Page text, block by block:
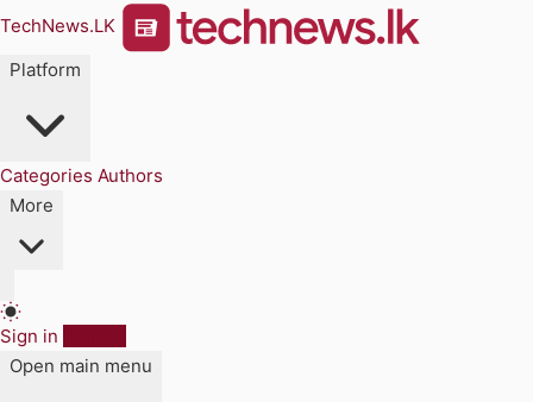
TechNews.LK
Platform
Categories Authors
More
Sign in
Open main menu